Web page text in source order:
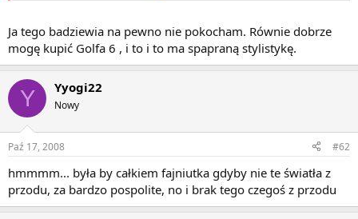
Ja tego badziewia na pewno nie pokocham. Równie dobrze
mogę kupić Golfa 6 , i to i to ma spapraną stylistykę.
Y Yyogi22
Nowy
Paź 17, 2008 #62
hmmmm... była by całkiem fajniutka gdyby nie te światła z
przodu, za bardzo pospolite, no i brak tego czegoś z przodu